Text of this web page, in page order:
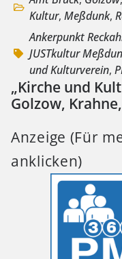
Kultur, Meßdunk,
Ankerpunkt
JUSTkultur
und Kulturverein,
„Kirche und
Golzow,
Anzeige (Für
anklicken)